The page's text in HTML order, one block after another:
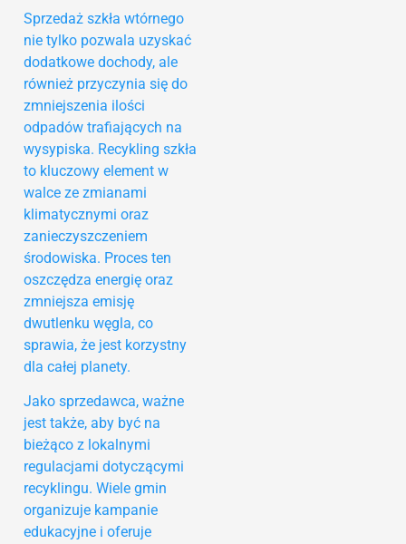
Sprzedaż szkła wtórnego
nie tylko pozwala uzyskać
dodatkowe dochody, ale
również przyczynia się do
zmniejszenia ilości
odpadów trafiających na
wysypiska. Recykling szkła
to kluczowy element w
walce ze zmianami
klimatycznymi oraz
zanieczyszczeniem
środowiska. Proces ten
oszczędza energię oraz
zmniejsza emisję
dwutlenku węgla, co
sprawia, że jest korzystny
dla całej planety.
Jako sprzedawca, ważne
jest także, aby być na
bieżąco z lokalnymi
regulacjami dotyczącymi
recyklingu. Wiele gmin
organizuje kampanie
edukacyjne i oferuje